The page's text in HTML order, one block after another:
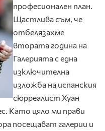
професионален план.
Щастлива съм, че
отбелязахме
втората година на
Галерията с една
изключителна
изложба на испанския
сюрреалист Хуан
Като цяло ми прави
посещават галерии и